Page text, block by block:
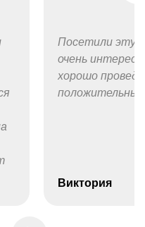
Посетили эту
очень
хорошо
Виктория